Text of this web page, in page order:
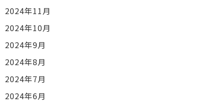
2024年11月
2024年10月
2024年9月
2024年8月
2024年7月
2024年6月